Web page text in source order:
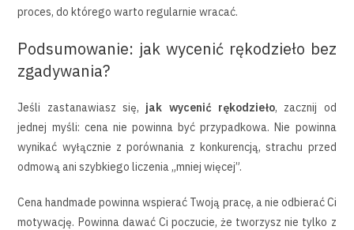
proces, do którego warto regularnie wracać.
Podsumowanie: jak wycenić rękodzieło bez
zgadywania?
Jeśli zastanawiasz się, jak wycenić rękodzieło, zacznij od
jednej myśli: cena nie powinna być przypadkowa. Nie powinna
wynikać wyłącznie z porównania z konkurencją, strachu przed
odmową ani szybkiego liczenia „mniej więcej”.
Cena handmade powinna wspierać Twoją pracę, a nie odbierać Ci
motywację. Powinna dawać Ci poczucie, że tworzysz nie tylko z